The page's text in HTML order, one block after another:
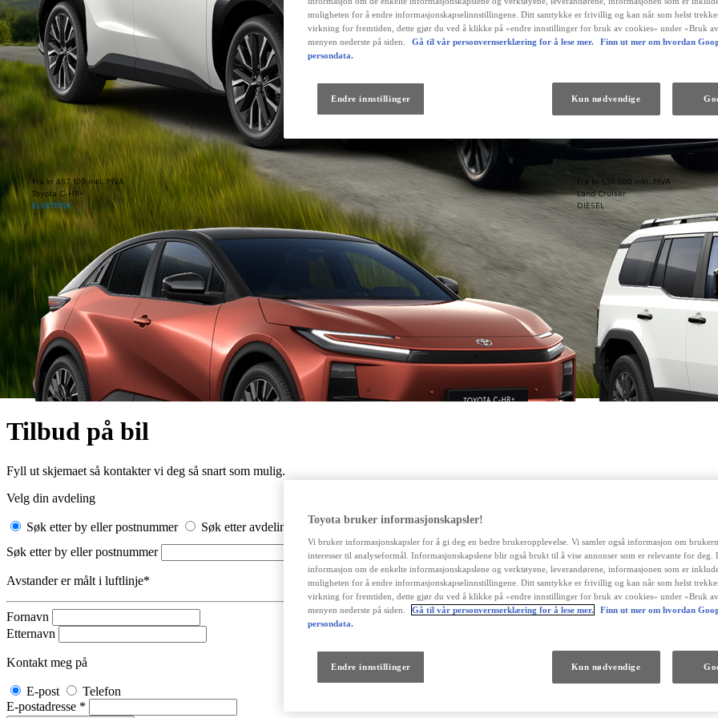
Fra kr 457 100 inkl. MVA
Fra kr 538 000 inkl. MVA
Toyota C-HR+
ELEKTRISK
Fra kr 445 500 inkl. MVA
Land Cruiser
DIESEL
ELEKTRISK OG DIESEL
PROACE CITY
ELEKTRISK OG DIESEL
muligheten for å endre informasjonskapselinnstillingene. Ditt samtykke er frivillig og kan når som helst
virkning for fremtiden, dette gjør du ved å klikke på «endre innstillinger for bruk av cookies» under «Bruk
menyen nederste på siden.
Gå til vår personvernserklæring for å lese mer.
Finn ut mer om hvordan
persondata.
Endre innstillinger Kun nødvendige